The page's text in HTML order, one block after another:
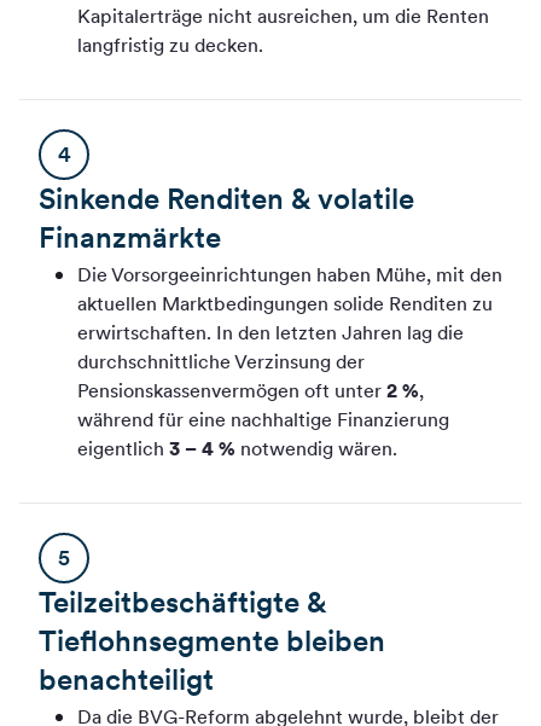
Kapitalerträge nicht ausreichen, um die Renten
langfristig zu decken.
4
Sinkende Renditen & volatile
Finanzmärkte
Die Vorsorgeeinrichtungen haben Mühe, mit den
aktuellen Marktbedingungen solide Renditen zu
erwirtschaften. In den letzten Jahren lag die
durchschnittliche Verzinsung der
Pensionskassenvermögen oft unter 2 %,
während für eine nachhaltige Finanzierung
eigentlich 3 – 4 % notwendig wären.
5
Teilzeitbeschäftigte &
Tieflohnsegmente bleiben
benachteiligt
Da die BVG-Reform abgelehnt wurde, bleibt der